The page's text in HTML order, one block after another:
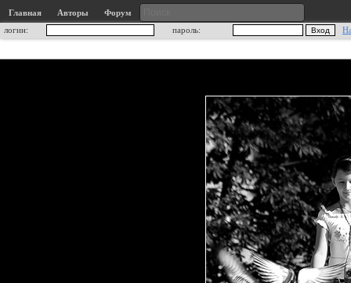
Главная Авторы
Форум
логин:
пароль: